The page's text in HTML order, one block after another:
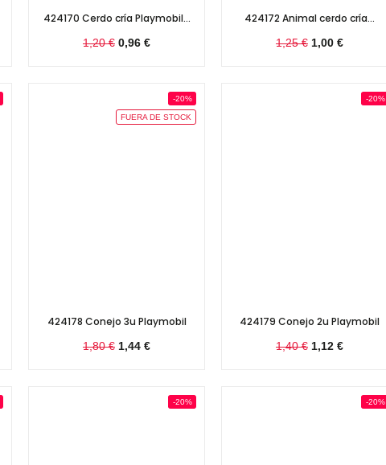
424170 Cerdo cría Playmobil...
1,20 € 0,96 €
424172 Animal cerdo cría...
1,25 € 1,00 €
-20%
FUERA DE STOCK
424178 Conejo 3u Playmobil
1,80 € 1,44 €
-20%
424179 Conejo 2u Playmobil
1,40 € 1,12 €
-20% -20%